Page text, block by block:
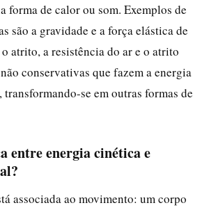
forma de calor ou som. Exemplos de
são a gravidade e a força elástica de
atrito, a resistência do ar e o atrito
conservativas que fazem a energia
se em outras formas de
entre energia cinética e
associada ao movimento: um corpo